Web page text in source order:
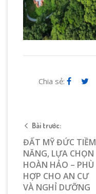
Chia sẻ:
Bài trước:
ĐẤT MỸ ĐỨC TIỀM
NĂNG, LỰA CHỌN
HOÀN HẢO – PHÙ
HỢP CHO AN CƯ
VÀ NGHỈ DƯỠNG